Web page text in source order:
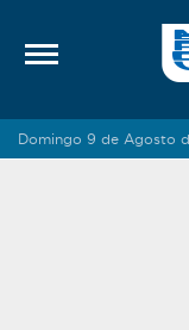
Domingo 9 de Agosto